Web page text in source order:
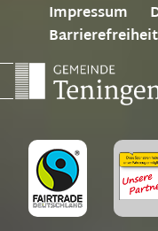
Impressum
Barrierefreiheit